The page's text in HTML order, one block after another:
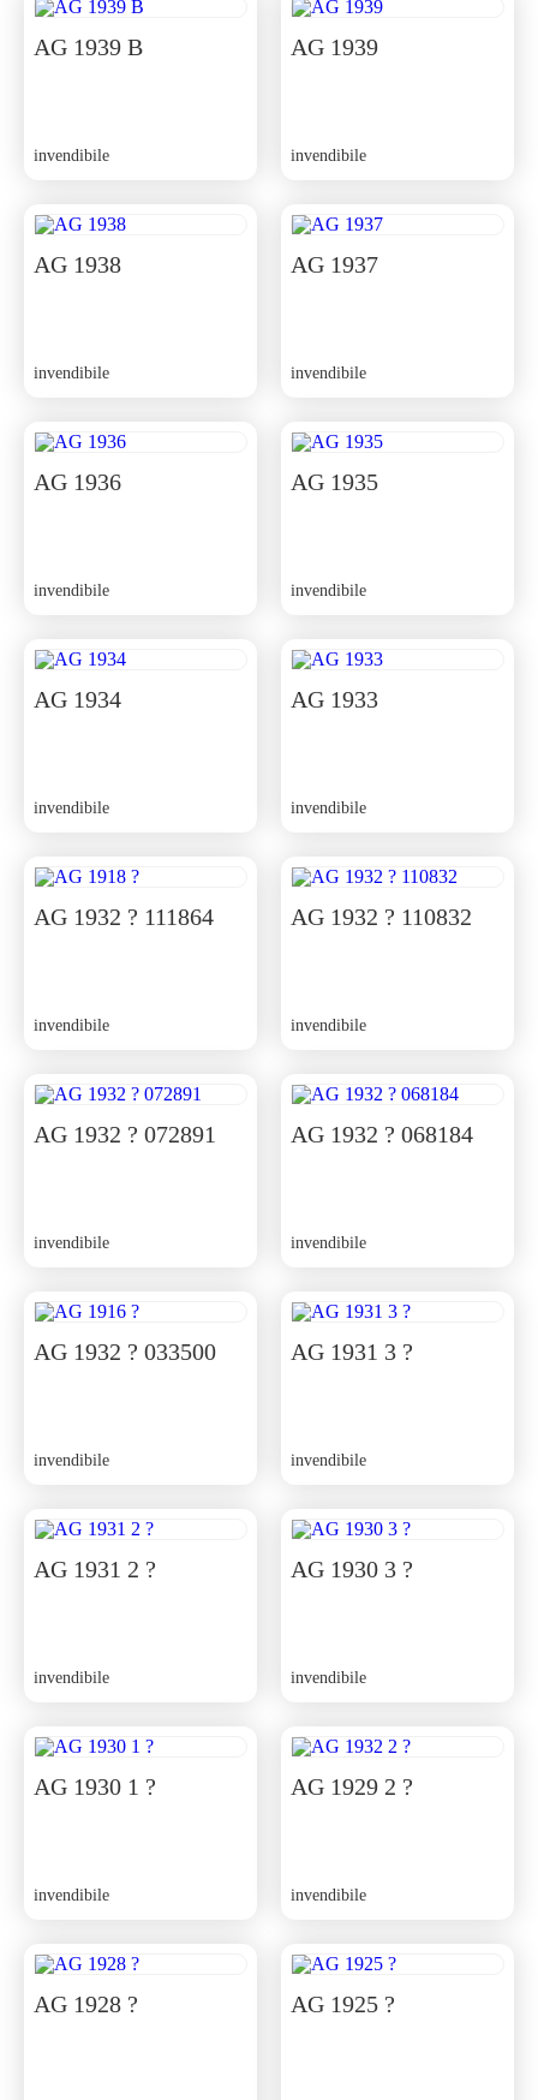
AG 1939 B
invendibile
AG 1939
invendibile
AG 1938
invendibile
AG 1937
invendibile
AG 1936
invendibile
AG 1935
invendibile
AG 1934
invendibile
AG 1933
invendibile
AG 1932 ? 111864
invendibile
AG 1932 ? 110832
invendibile
AG 1932 ? 072891
invendibile
AG 1932 ? 068184
invendibile
AG 1932 ? 033500
invendibile
AG 1931 3 ?
invendibile
AG 1931 2 ?
invendibile
AG 1930 3 ?
invendibile
AG 1930 1 ?
invendibile
AG 1929 2 ?
invendibile
AG 1928 ? AG 1925 ?